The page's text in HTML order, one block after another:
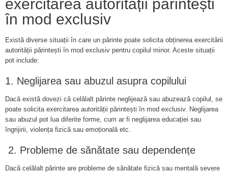
exercitarea autorității părintești
în mod exclusiv
Există diverse situații în care un părinte poate solicita obținerea exercitării
autorității părintești în mod exclusiv pentru copilul minor. Aceste situații
pot include:
1. Neglijarea sau abuzul asupra copilului
Dacă există dovezi că celălalt părinte neglijează sau abuzează copilul, se
poate solicita exercitarea autorității părintești în mod exclusiv. Neglijarea
sau abuzul pot lua diferite forme, cum ar fi neglijarea educației sau
îngrijirii, violența fizică sau emoțională etc.
2. Probleme de sănătate sau dependențe
Dacă celălalt părinte are probleme de sănătate fizică sau mentală severe